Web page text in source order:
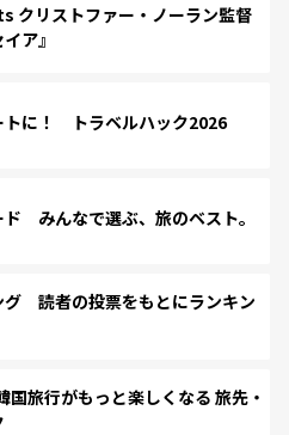
クリストファー・ノーラン監督
ア』
トに！ トラベルハック2026
みんなで選ぶ、旅のベスト。
グ 読者の投票をもとにランキン
旅行がもっと楽しくなる 旅先・